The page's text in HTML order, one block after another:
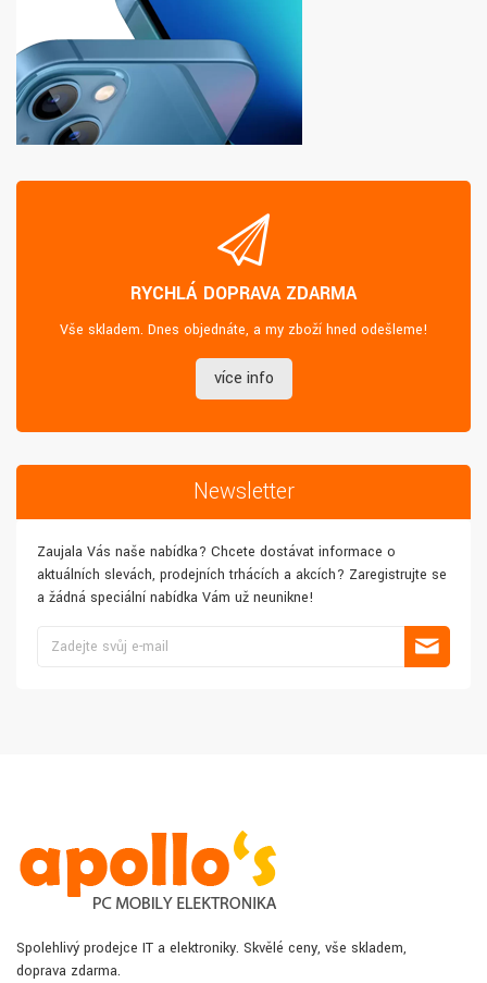
RYCHLÁ DOPRAVA ZDARMA
Vše skladem. Dnes objednáte, a my zboží hned odešleme!
více info
Newsletter
Zaujala Vás naše nabídka? Chcete dostávat informace o
aktuálních slevách, prodejních trhácích a akcích? Zaregistrujte se
a žádná speciální nabídka Vám už neunikne!
Spolehlivý prodejce IT a elektroniky. Skvělé ceny, vše skladem,
doprava zdarma.